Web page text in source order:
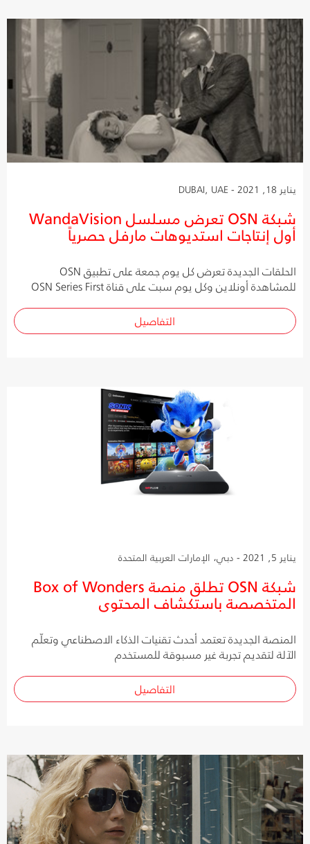
يناير 18, 2021 - DUBAI, UAE
شبكة OSN تعرض مسلسل WandaVision
أول إنتاجات استديوهات مارفل حصرياً
الحلقات الجديدة تعرض كل يوم جمعة على تطبيق OSN
للمشاهدة أونلاين وكل يوم سبت على قناة OSN Series First
التفاصيل
يناير 5, 2021 - دبي، الإمارات العربية المتحدة
شبكة OSN تطلق منصة Box of Wonders
المتخصصة باستكشاف المحتوى
المنصة الجديدة تعتمد أحدث تقنيات الذكاء الاصطناعي وتعلّم
الآلة لتقديم تجربة غير مسبوقة للمستخدم
التفاصيل